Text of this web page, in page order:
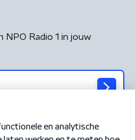
NPO Radio 1 in jouw